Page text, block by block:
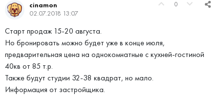
0
cinamon
02.07.2018 13:07
Старт продаж 15-20 августа.
Но бронировать можно будет уже в конце июля,
предварительная цена на однокомнатные с кухней-гостиной
40кв от 85 т.р.
Также будут студии 32-38 квадрат, но мало.
Информация от застройщика.